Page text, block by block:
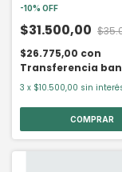
-10% OFF
$31.500,00
$26.775,00 con
Transferencia
3 x $10.500,00 sin